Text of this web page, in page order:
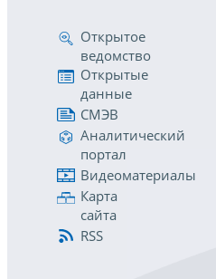
Открытое
ведомство
Открытые
данные
СМЭВ
Аналитический
портал
Видеоматериалы
Карта
сайта
RSS